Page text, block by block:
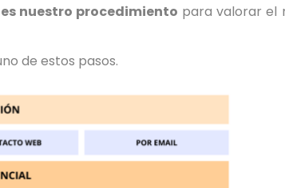
nuestro procedimiento para valorar el
de estos pasos.